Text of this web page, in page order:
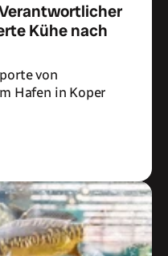
Kühe nach
von
Hafen in Koper